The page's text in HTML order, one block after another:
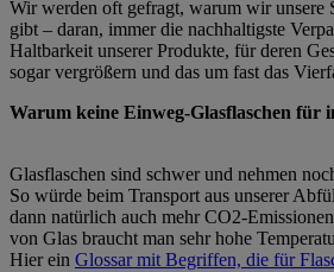
Wir werden oft gefragt, warum wir unsere
gibt – daran, immer die nachhaltigste
Haltbarkeit unserer Produkte, für deren
sogar vergrößern und das um fast das
Warum keine Einweg-Glasflaschen für
Glasflaschen sind schwer und nehmen
So würde beim Transport aus unserer
dann natürlich auch mehr CO2-
von Glas braucht man sehr hohe
Hier ein Glossar mit Begriffen, die für